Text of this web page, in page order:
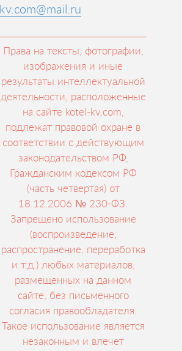
kv.com@mail.ru
Права на тексты, фотографии,
изображения и иные
результаты интеллектуальной
деятельности, расположенные
на сайте kotel-kv.com,
подлежат правовой охране в
соответствии с действующим
законодательством РФ,
Гражданским кодексом РФ
(часть четвертая) от
18.12.2006 № 230-ФЗ.
Запрещено использование
(воспроизведение,
распространение, переработка
и т.д.) любых материалов,
размещенных на данном
сайте, без письменного
согласия правообладателя.
Такое использование является
незаконным и влечет